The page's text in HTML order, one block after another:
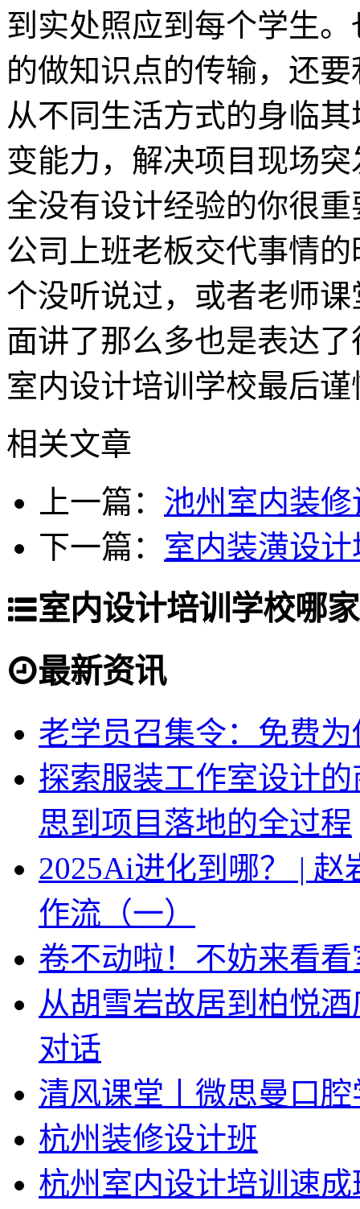
到实处照应到每个学生
的做知识点的传输，还
从不同生活方式的身临
变能力，解决项目现场
全没有设计经验的你很
公司上班老板交代事情
个没听说过，或者老师
面讲了那么多也是表达
室内设计培训学校最后
相关文章
上一篇： 池州室内装
下一篇： 室内装潢设
室内设计培训学校哪
最新资讯
老学员召集令：免费
探索服装工作室设计
思到项目落地的全过程
2025Ai进化到哪？ |
作流（一）
卷不动啦！不妨来看
从胡雪岩故居到柏悦
对话
清风课堂丨微思曼口
杭州装修设计班
杭州室内设计培训速成